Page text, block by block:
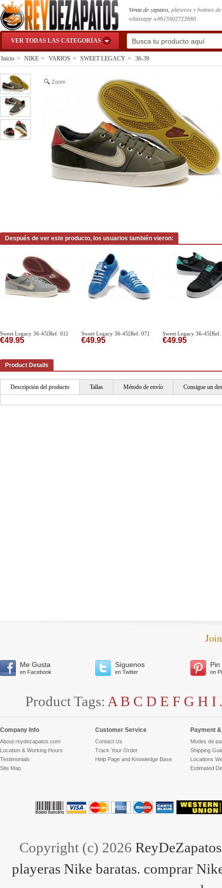
Venta de zapatos, playeros y botines
whatsapp +8615802722680
VER TODAS LAS CATEGORÍAS
Inicio > NIKE > VARIOS > SWEET LEGACY > 36-39
Zoom
Después de ver este producto, los usuarios también vieron:
Sweet Legacy 36-45[Ref. 01]
€49.95
Sweet Legacy 36-45[Ref. 07]
€49.95
Sweet Legacy 36-
€49.95
Product Details
Descripción del producto Tallas Método de envío Consigue un
Me Gusta
en Facebook
Síguenos
en Twitter
Pin
on
Product Tags: A B C D E F G H I
Company Info
About reydezapatos.com
Location & Working Hours
Testimonials
Site Map
Customer Service
Contact Us
Track Your Order
Help Page and Knowledge Base
Payment
Modes de
Shipping
Locations
Estimated
Copyright (c) 2026
playeras Nike baratas. comprar